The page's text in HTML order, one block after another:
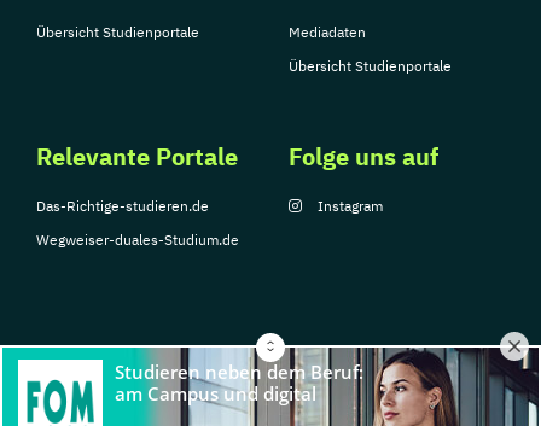
Übersicht Studienportale
Mediadaten
Übersicht Studienportale
Relevante Portale
Das-Richtige-studieren.de
Wegweiser-duales-Studium.de
Folge uns auf
Instagram
© Copyright 2026, TarGroup Media GmbH